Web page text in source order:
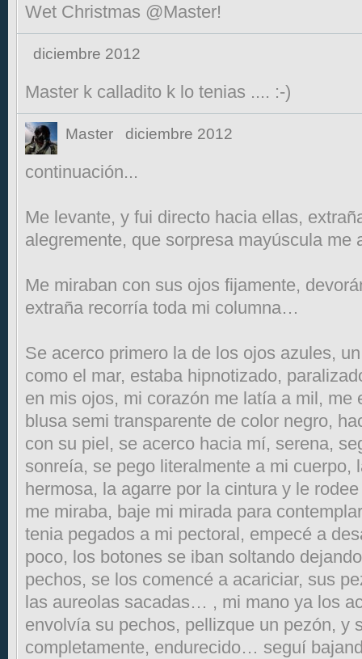
Wet Christmas @Master!
diciembre 2012
Master k calladito k lo tenias .... :-)
Master diciembre 2012
continuación...
Me levante, y fui directo hacia ellas,
alegremente, que sorpresa mayúscula
Me miraban con sus ojos fijamente,
extraña recorría toda mi columna…
Se acerco primero la de los ojos azules,
como el mar, estaba hipnotizado,
en mis ojos, mi corazón me latía a mil, me
blusa semi transparente de color negro,
con su piel, se acerco hacia mí, serena,
sonreía, se pego literalmente a mi cuerpo,
hermosa, la agarre por la cintura y le
me miraba, baje mi mirada para
tenia pegados a mi pectoral, empecé a
poco, los botones se iban soltando
pechos, se los comencé a acariciar, sus
las aureolas sacadas… , mi mano ya los
envolvía su pechos, pellizque un pezón, y
completamente, endurecido… seguí